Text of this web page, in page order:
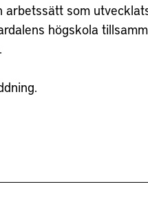
arbetssätt som
högskola